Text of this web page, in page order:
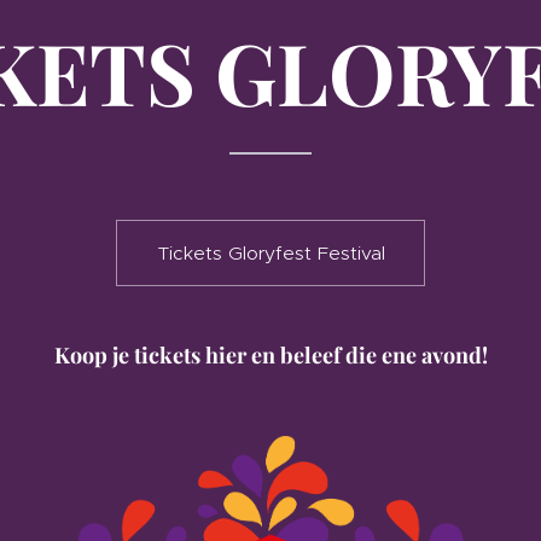
Tickets Gloryfest Festival
Koop je tickets hier en beleef die ene avond!